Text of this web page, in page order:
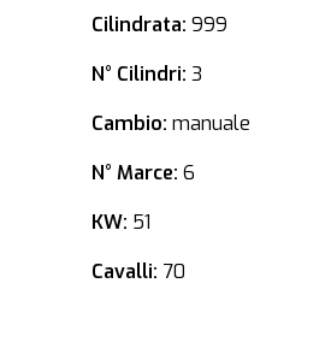
Cilindrata: 999
N° Cilindri: 3
Cambio: manuale
N° Marce: 6
KW: 51
Cavalli: 70